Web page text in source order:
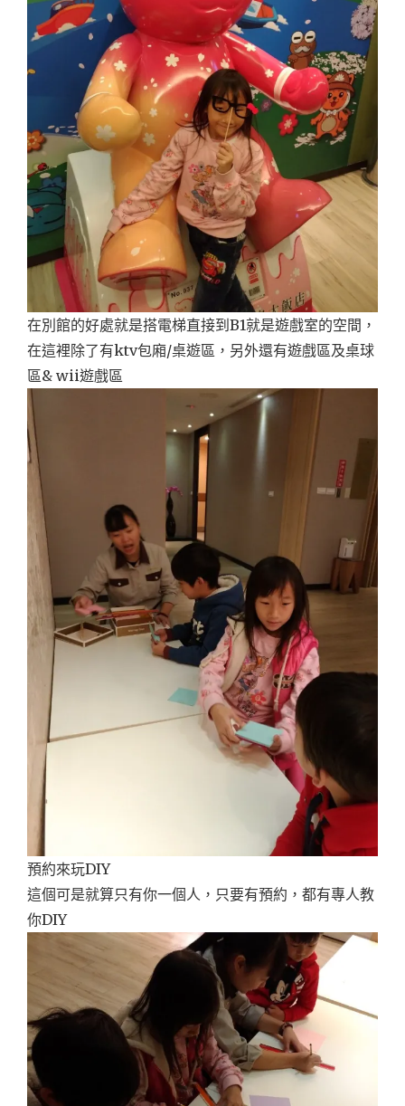
在別館的好處就是搭電梯直接到B1就是遊戲室的空間，
在這裡除了有ktv包廂/桌遊區，另外還有遊戲區及桌球
區& wii遊戲區
預約來玩DIY
這個可是就算只有你一個人，只要有預約，都有專人教
你DIY